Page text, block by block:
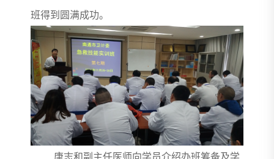
班得到圆满成功。
唐志和副主任医师向学员介绍办班筹备及学